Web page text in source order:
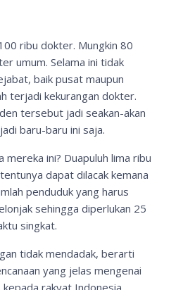
ribu dokter. Mungkin 80
umum. Selama ini tidak
baik pusat maupun
terjadi kekurangan dokter.
tersebut jadi seakan-akan
baru-baru ini saja.
mereka ini? Duapuluh lima ribu
dapat dilacak kemana
penduduk yang harus
sehingga diperlukan 25
singkat.
tidak mendadak, berarti
yang jelas mengenai
rakyat Indonesia.